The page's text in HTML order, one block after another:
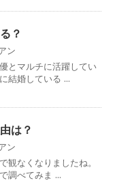
？
ン
とマルチに活躍してい
結婚している ...
は？
ン
観なくなりましたね。
調べてみま ...